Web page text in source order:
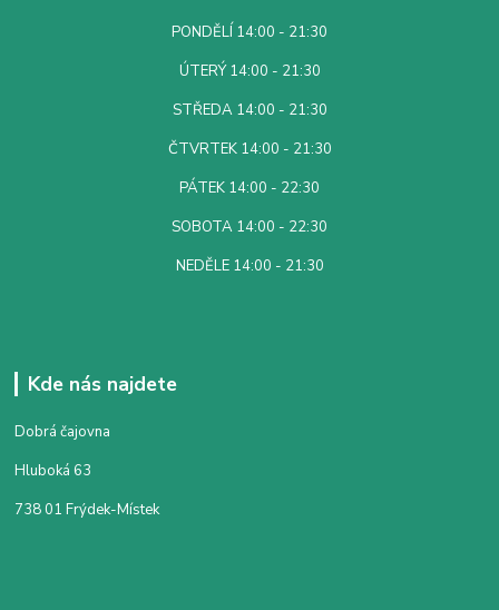
PONDĚLÍ 14:00 - 21:30
ÚTERÝ 14:00 - 21:30
STŘEDA 14:00 - 21:30
ČTVRTEK 14:00 - 21:30
PÁTEK 14:00 - 22:30
SOBOTA 14:00 - 22:30
NEDĚLE 14:00 - 21:30
Kde nás najdete
Dobrá čajovna
Hluboká 63
738 01 Frýdek-Místek